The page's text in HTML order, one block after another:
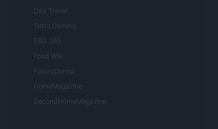
Day Travel
Tutto Gaming
ESG 365
Food Wiki
FuturoDonna
HomeMagazine
SecondHomeMagazine